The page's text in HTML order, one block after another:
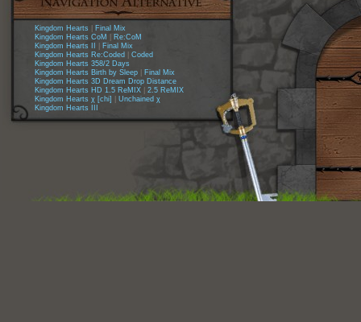
Kingdom Hearts
Final Mix
Kingdom Hearts CoM
Re:CoM
Kingdom Hearts II
Final Mix
Kingdom Hearts Re:Coded
Coded
Kingdom Hearts 358/2 Days
Kingdom Hearts Birth by Sleep
Final Mix
Kingdom Hearts 3D Dream Drop Distance
Kingdom Hearts HD 1.5 ReMIX
2.5 ReMIX
Kingdom Hearts χ [chi]
Unchained χ
Kingdom Hearts III